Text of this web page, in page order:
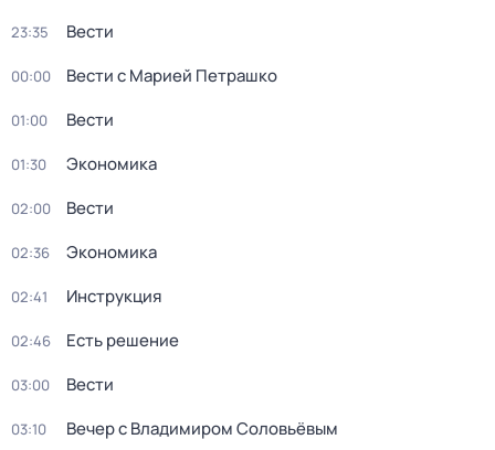
23:35 Вести
00:00 Вести с Марией Петрашко
01:00 Вести
01:30 Экономика
02:00 Вести
02:36 Экономика
02:41 Инструкция
02:46 Есть решение
03:00 Вести
03:10 Вечер с Владимиром Соловьёвым